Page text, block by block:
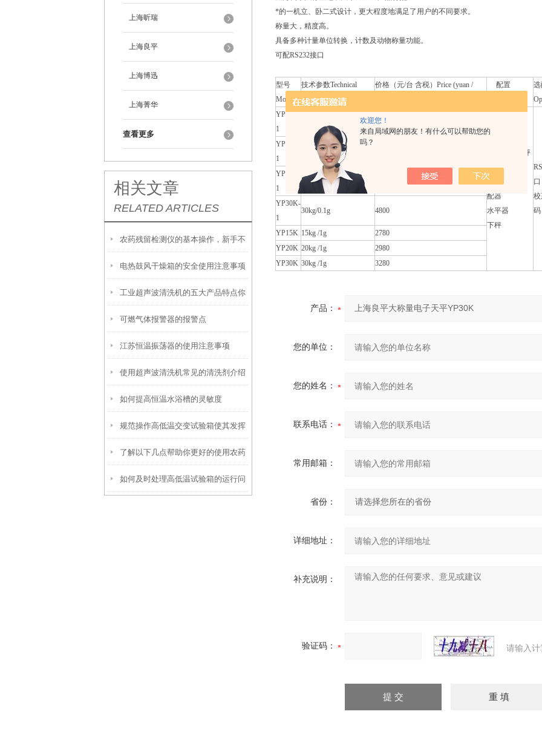
欢迎您！
来自局域网的朋友！有什么可以帮助您的
吗？
上海昕瑞
上海良平
上海博迅
上海菁华
查看更多
相关文章
RELATED ARTICLES
农药残留检测仪的基本操作，新手不
得不看！
电热鼓风干燥箱的安全使用注意事项
有哪些？
工业超声波清洗机的五大产品特点你
都知道吗？
可燃气体报警器的报警点
江苏恒温振荡器的使用注意事项
使用超声波清洗机常见的清洗剂介绍
如何提高恒温水浴槽的灵敏度
规范操作高低温交变试验箱使其发挥
实效
了解以下几点帮助你更好的使用农药
残留检测仪
如何及时处理高低温试验箱的运行问
*的一机立、卧二式设计，更大程度地满足了用户的不同要求。
称量大，精度高。
具备多种计量单位转换，计数及动物称量功能。
可配RS232接口
型号
Model
技术参数Technical
parameters
价格（元/台 含税）Price (yuan /
配置
YP10K-
1
3800
290*280mm秤
盘
9-12V电源适
配器
水平器
下秤
口
码
YP15K-
1
15kg /0.1g
YP20K-
1
20kg /0.1g
YP30K-
1
30kg/0.1g 4800
YP15K 15kg /1g
2780
YP20K 20kg /1g
2980
YP30K 30kg /1g 3280
产品：
您的单位：
您的姓名：
联系电话：
常用邮箱：
省份：
详细地址：
补充说明：
验证码： 请输入